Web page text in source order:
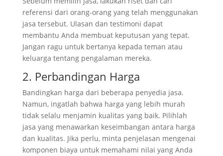
referensi dari orang-orang yang telah menggunakan
jasa tersebut. Ulasan dan testimoni dapat
membantu Anda membuat keputusan yang tepat.
Jangan ragu untuk bertanya kepada teman atau
keluarga tentang pengalaman mereka.
2. Perbandingan Harga
Bandingkan harga dari beberapa penyedia jasa.
Namun, ingatlah bahwa harga yang lebih murah
tidak selalu menjamin kualitas yang baik. Pilihlah
jasa yang menawarkan keseimbangan antara harga
dan kualitas. Jika perlu, minta penjelasan mengenai
komponen biaya untuk memahami nilai yang Anda